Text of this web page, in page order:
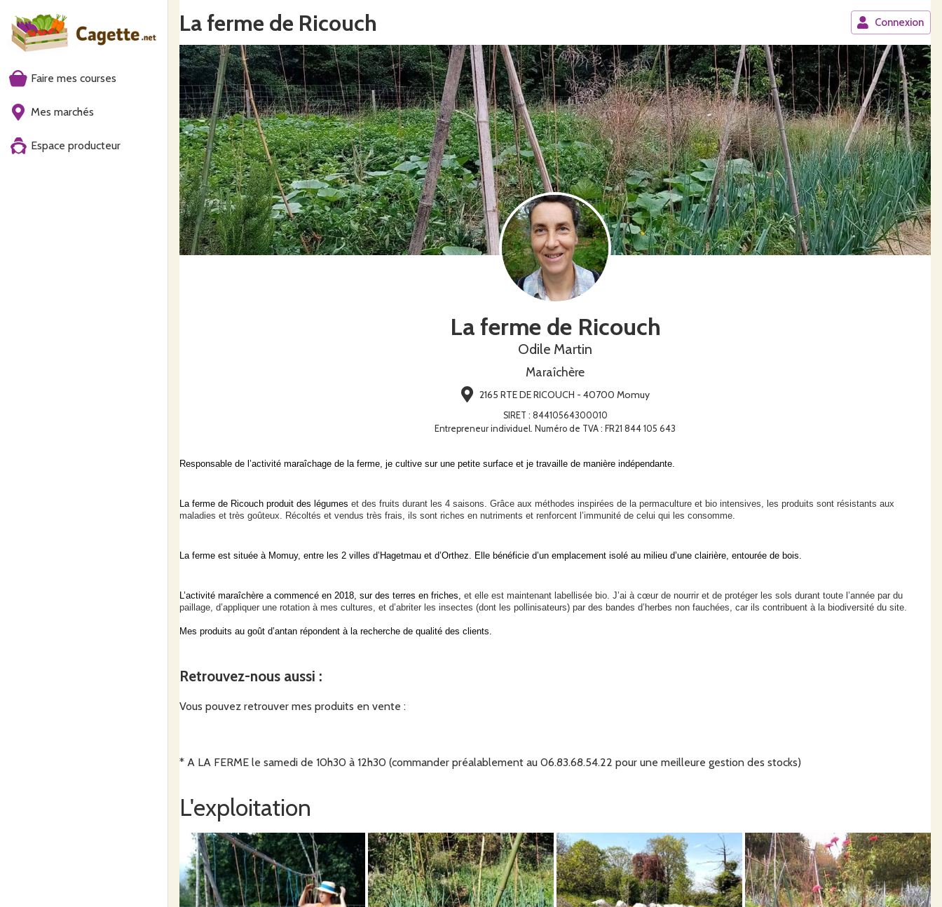
Faire mes courses
Mes marchés
Espace producteur
La ferme de Ricouch Connexion
La ferme de Ricouch
Odile Martin
Maraîchère
2165 RTE DE RICOUCH - 40700 Momuy
SIRET : 84410564300010
Entrepreneur individuel. Numéro de TVA : FR21 844 105 643
Responsable de l’activité maraîchage de la ferme, je cultive sur une petite surface et je travaille de manière indépendante.
La ferme de Ricouch produit des légumes et des fruits durant les 4 saisons. Grâce aux méthodes inspirées de la permaculture et bio intensives , les produits sont résistants aux
maladies et très goûteux. Récoltés et vendus très frais, ils sont riches en nutriments et renforcent l’immunité de celui qui les consomme.
La ferme est située à Momuy, entre les 2 villes d’Hagetmau et d’Orthez. Elle bénéficie d’un emplacement isolé au milieu d’une clairière, entourée de bois.
L’activité maraîchère a commencé en 2018, sur des terres en friches, et e lle est maintenant labellisée bio. J’ai à cœur de nourrir et de protéger es sols durant toute l’année par du
paill age, d’appliquer une rotation à mes cultures, et d’abriter l es insectes (dont les pollinisateurs) par des bandes d’herbes non fauchées, car ils contribuent à la biodiversité du site.
Mes produits au goût d’antan répondent à la recherche de qualité des clients.
Retrouvez-nous aussi :
Vous pouvez retrouver mes produits en vente :
* A LA FERME le samedi de 10h30 à 12h30 (commander préalablement au 06.83.68.54.22 pour une meilleure gestion des stocks)
L'exploitation